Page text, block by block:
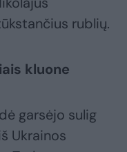
rublių.
kluone
garsėjo sulig
Ukrainos